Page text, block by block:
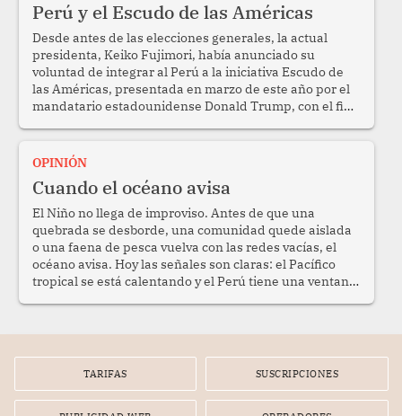
Perú y el Escudo de las Américas
Desde antes de las elecciones generales, la actual
presidenta, Keiko Fujimori, había anunciado su
voluntad de integrar al Perú a la iniciativa Escudo de
las Américas, presentada en marzo de este año por el
mandatario estadounidense Donald Trump, con el fin
OPINIÓN
Cuando el océano avisa
El Niño no llega de improviso. Antes de que una
quebrada se desborde, una comunidad quede aislada
o una faena de pesca vuelva con las redes vacías, el
océano avisa. Hoy las señales son claras: el Pacífico
tropical se está calentando y el Perú tiene una ventana
TARIFAS SUSCRIPCIONES